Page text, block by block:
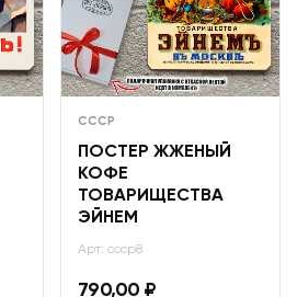
СССР
ПОСТЕР ЖЖЕНЫЙ
КОФЕ
ТОВАРИЩЕСТВА
ЭЙНЕМ
Арт: ссср8
790,00 ₽